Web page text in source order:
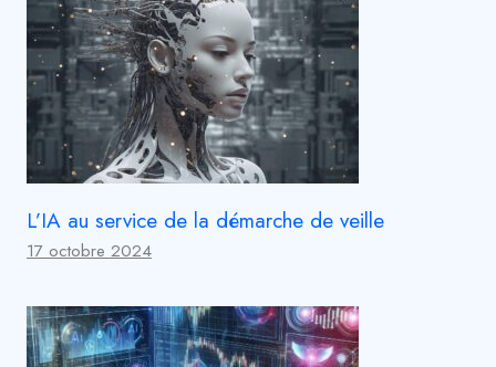
L’IA au service de la démarche de veille
17 octobre 2024